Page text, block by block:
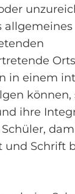
allgemeines
in einem
können,
ihre
und Schrift